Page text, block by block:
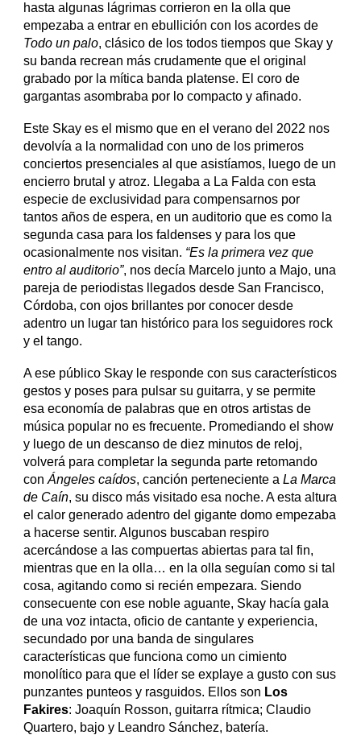
hasta algunas lágrimas corrieron en la olla que
empezaba a entrar en ebullición con los acordes de
Todo un palo, clásico de los todos tiempos que Skay y
su banda recrean más crudamente que el original
grabado por la mítica banda platense. El coro de
gargantas asombraba por lo compacto y afinado.
Este Skay es el mismo que en el verano del 2022 nos
devolvía a la normalidad con uno de los primeros
conciertos presenciales al que asistíamos, luego de un
encierro brutal y atroz. Llegaba a La Falda con esta
especie de exclusividad para compensarnos por
tantos años de espera, en un auditorio que es como la
segunda casa para los faldenses y para los que
ocasionalmente nos visitan. “Es la primera vez que
entro al auditorio”, nos decía Marcelo junto a Majo, una
pareja de periodistas llegados desde San Francisco,
Córdoba, con ojos brillantes por conocer desde
adentro un lugar tan histórico para los seguidores rock
y el tango.
A ese público Skay le responde con sus característicos
gestos y poses para pulsar su guitarra, y se permite
esa economía de palabras que en otros artistas de
música popular no es frecuente. Promediando el show
y luego de un descanso de diez minutos de reloj,
volverá para completar la segunda parte retomando
conÁngeles caídos, canción perteneciente aLa Marca
de Caín, su disco más visitado esa noche. A esta altura
el calor generado adentro del gigante domo empezaba
a hacerse sentir. Algunos buscaban respiro
acercándose a las compuertas abiertas para tal fin,
mientras que en la olla… en la olla seguían como si tal
cosa, agitando como si recién empezara. Siendo
consecuente con ese noble aguante, Skay hacía gala
de una voz intacta, oficio de cantante y experiencia,
secundado por una banda de singulares
características que funciona como un cimiento
monolítico para que el líder se explaye a gusto con sus
punzantes punteos y rasguidos. Ellos son Los
Fakires: Joaquín Rosson, guitarra rítmica; Claudio
Quartero, bajo y Leandro Sánchez, batería.